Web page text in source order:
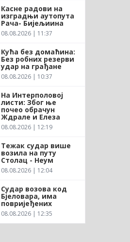
Касне радови на
изградњи аутопута
Рача- Бијељиина
08.08.2026 | 11:37
Кућа без домаћина:
Без робних резерви
удар на грађане
08.08.2026 | 10:37
На Интерполовој
листи: Због ње
почео обрачун
Ждрале и Елеза
08.08.2026 | 12:19
Тежак судар више
возила на путу
Столац - Неум
08.08.2026 | 12:04
Судар возова код
Бјеловара, има
повријеђених
08.08.2026 | 12:35